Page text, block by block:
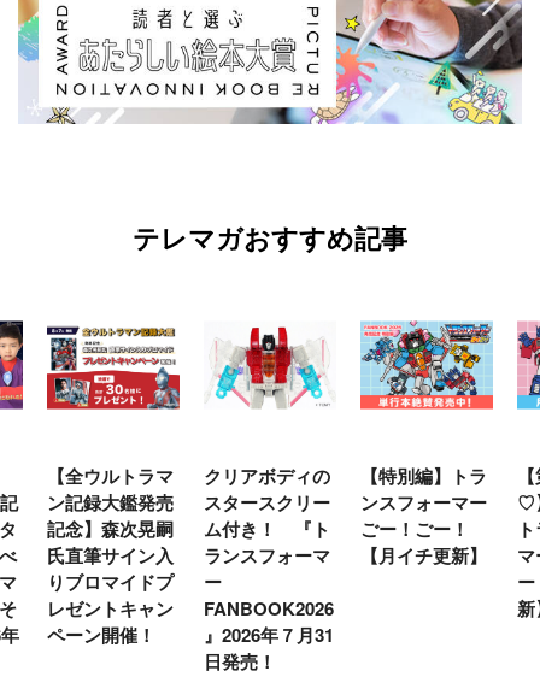
テレマガおすすめ記事
【全ウルトラマ
ン記録大鑑発売
記念】森次晃嗣
氏直筆サイン入
りブロマイドプ
レゼントキャン
ペーン開催！
クリアボディの
スタースクリー
ム付き！ 『ト
ランスフォーマ
ー
FANBOOK2026
』2026年７月31
日発売！
【特別編】トラ
ンスフォーマー
ごー！ごー！
【月イチ更新】
♡
新